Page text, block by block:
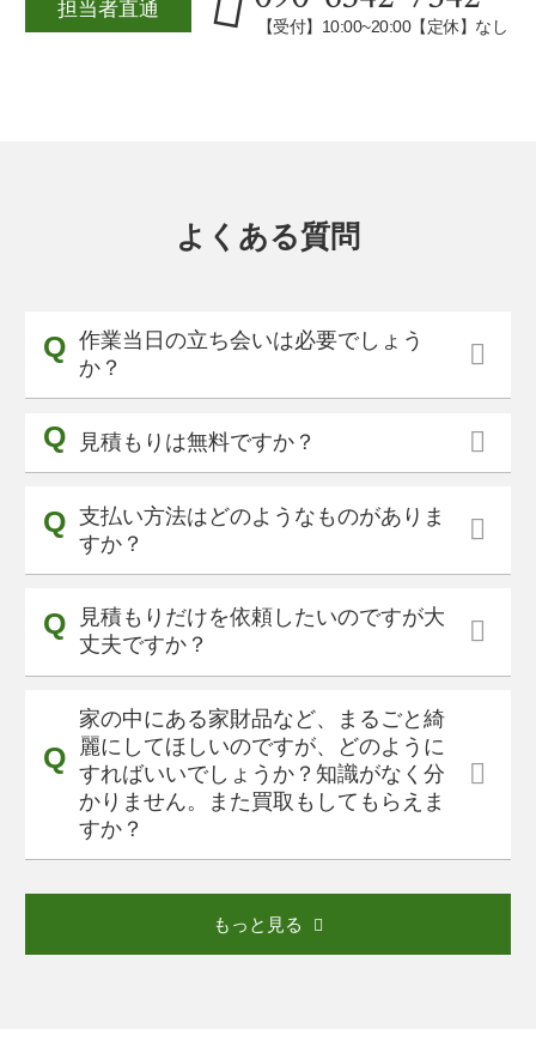
担当者直通
【受付】10:00~20:00【定休】なし
よくある質問
作業当日の立ち会いは必要でしょう
か？
見積もりは無料ですか？
支払い方法はどのようなものがありま
すか？
見積もりだけを依頼したいのですが大
丈夫ですか？
家の中にある家財品など、まるごと綺
麗にしてほしいのですが、どのように
すればいいでしょうか？知識がなく分
かりません。また買取もしてもらえま
すか？
もっと見る